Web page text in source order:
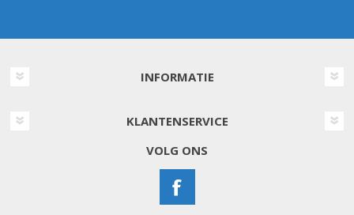
INFORMATIE
KLANTENSERVICE
VOLG ONS